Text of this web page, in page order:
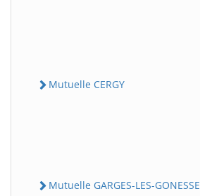
Mutuelle CERGY
Mutuelle GARGES-LES-GONESSE